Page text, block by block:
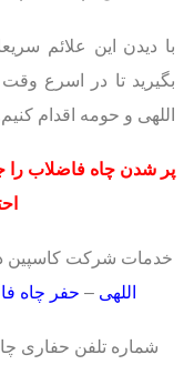
با دیدن این علائم
بگیرید تا در اسرع
اللهی و حومه اقدام
پر شدن چاه فاضلاب را
خدمات شرکت کاسپین
اللهی – حفر چاه
شماره تلفن حفاری چاه در